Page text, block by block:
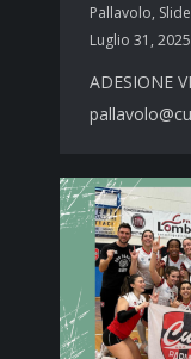
Pallavolo,
Luglio 31, 2025
ADESIONE